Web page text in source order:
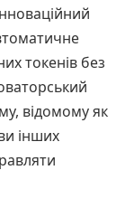
токенів без
відомому як
інших